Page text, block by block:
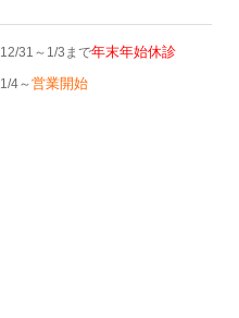
12/31～1/3まで年末年始休診
1/4～営業開始